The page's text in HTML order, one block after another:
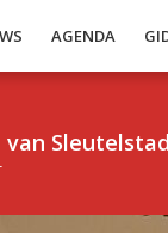
AGENDA
van Sleutelstad